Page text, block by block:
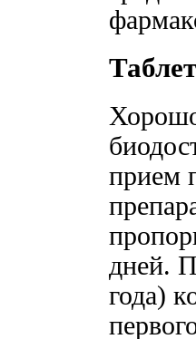
прием
дней.
года)